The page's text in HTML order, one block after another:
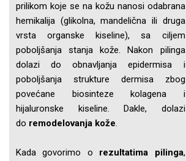
prilikom koje se na kožu nanosi odabrana
hemikalija (glikolna, mandelična ili druga
vrsta organske kiseline), sa ciljem
poboljšanja stanja kože. Nakon pilinga
dolazi do obnavljanja epidermisa i
poboljšanja strukture dermisa zbog
povećane biosinteze kolagena i
hijaluronske kiseline. Dakle, dolazi
do remodelovanja kože.
Kada govorimo o rezultatima pilinga,